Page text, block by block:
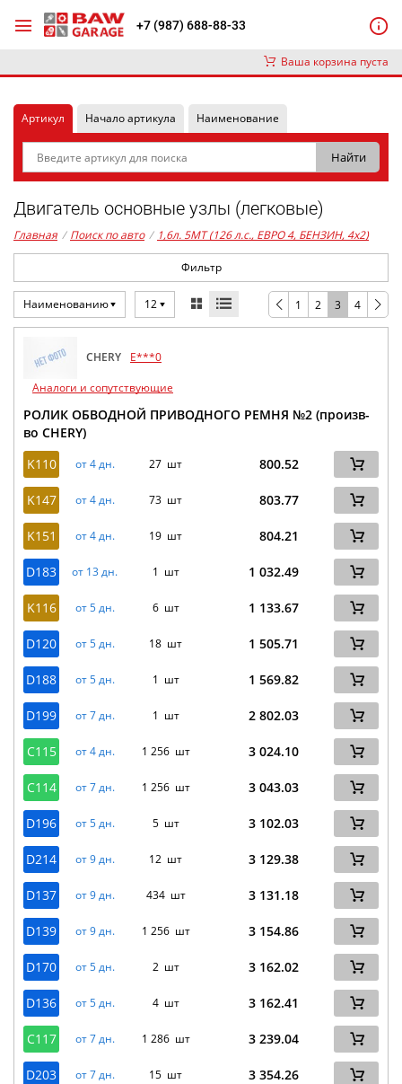
+7 (987) 688-88-33
Ваша корзина пуста
Артикул Начало артикула Наименование
Двигатель основные узлы (легковые)
Главная / Поиск по авто / 1,6л. 5MT (126 л.с., ЕВРО 4, БЕНЗИН, 4x2)
Фильтр
Наименованию 12 1 2 3 4
CHERY
E***0
Аналоги и сопутствующие
РОЛИК ОБВОДНОЙ ПРИВОДНОГО РЕМНЯ №2 (произв-
во CHERY)
K110
от 4 дн. 27 шт 800.52
K147 от 4 дн. 73 шт 803.77
K151 от 4 дн. 19 шт 804.21
D183 от 13 дн. 1 шт 1 032.49
K116 от 5 дн. 6 шт 1 133.67
D120 от 5 дн. 18 шт 1 505.71
D188 от 5 дн. 1 шт 1 569.82
D199 от 7 дн. 1 шт 2 802.03
C115 от 4 дн. 1 256 шт 3 024.10
C114 от 7 дн. 1 256 шт 3 043.03
D196 от 5 дн. 5 шт 3 102.03
D214 от 9 дн. 12 шт 3 129.38
D137 от 9 дн. 434 шт 3 131.18
D139 от 9 дн. 1 256 шт 3 154.86
D170 от 5 дн. 2 шт 3 162.02
D136 от 5 дн. 4 шт 3 162.41
C117 от 7 дн. 1 286 шт 3 239.04
D203 от 7 дн. 15 шт 3 354.26